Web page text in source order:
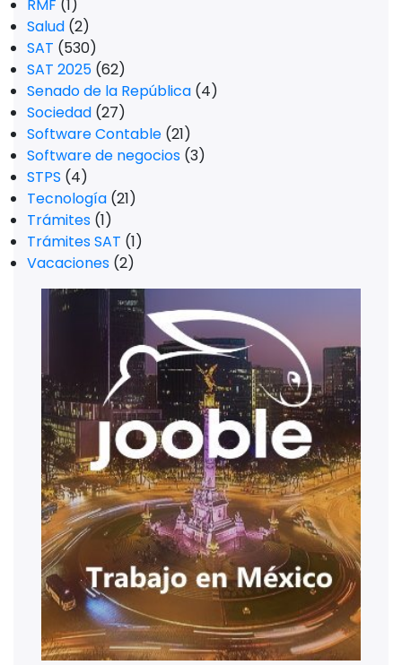
RMF (1)
Salud (2)
SAT (530)
SAT 2025 (62)
Senado de la República (4)
Sociedad (27)
Software Contable (21)
Software de negocios (3)
STPS (4)
Tecnología (21)
Trámites (1)
Trámites SAT (1)
Vacaciones (2)